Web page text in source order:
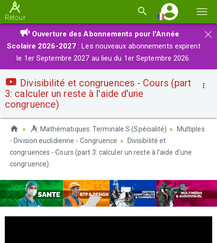
la
Retour
×
Ouverture des Abonnements pour l'Année
Scolaire 2026-2027 : Les nouveaux abonnements expirent
le 1er Septembre 2027 au lieu du 1er Septembre 2026.
Divisibilité et congruences - Cours (part
3: calculer un reste à l'aide d'une
congruence)
Mathématiques: Terminale S (Spécialité)
Multiples
- Division euclidienne - Congruence
Divisibilité et
congruences - Cours (part 3: calculer un reste à l'aide d'une
congruence)